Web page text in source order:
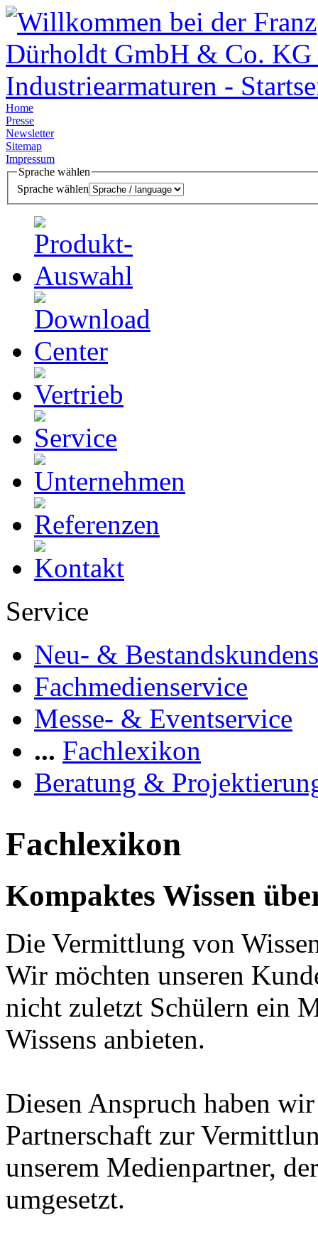
Home
Presse
Newsletter
Sitemap
Impressum
Sprache wählen
Sprache wählen
Service
Neu- &
Fachmedienservice
Messe- & Eventservice
... Fachlexikon
Beratung &
Fachlexikon
Kompaktes Wissen
Die Vermittlung von
Wir möchten unseren
nicht zuletzt Schülern ein
Wissens anbieten.
Diesen Anspruch haben
Partnerschaft zur
unserem Medienpartner,
umgesetzt.